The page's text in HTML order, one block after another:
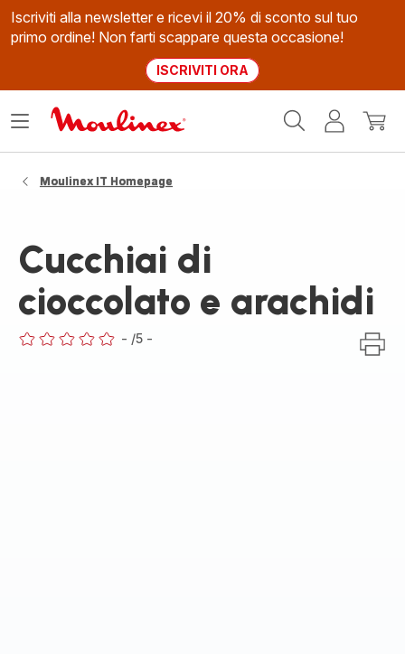
Iscriviti alla newsletter e ricevi il 20% di sconto sul tuo
primo ordine! Non farti scappare questa occasione!
ISCRIVITI ORA
Il
Apri
Moulinex IT Homepage
Cucchiai di
cioccolato e arachidi
- /5 -